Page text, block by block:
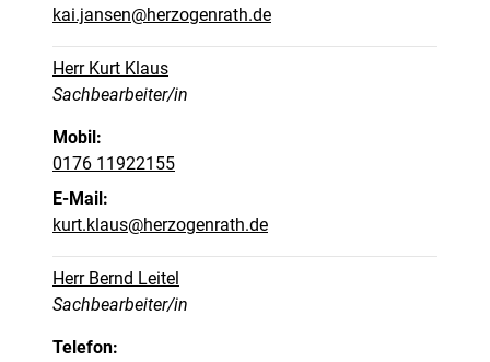
kai.jansen@herzogenrath.de
Herr Kurt Klaus
Position:
Sachbearbeiter/in
Mobil:
0176 11922155
E-Mail:
kurt.klaus@herzogenrath.de
Herr Bernd Leitel
Position:
Sachbearbeiter/in
Telefon: